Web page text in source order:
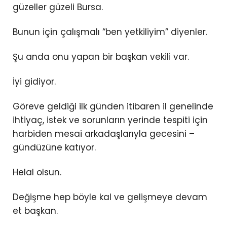
güzeller güzeli Bursa.
Bunun için çalışmalı “ben yetkiliyim” diyenler.
Şu anda onu yapan bir başkan vekili var.
İyi gidiyor.
Göreve geldiği ilk günden itibaren il genelinde
ihtiyaç, istek ve sorunların yerinde tespiti için
harbiden mesai arkadaşlarıyla gecesini –
gündüzüne katıyor.
Helal olsun.
Değişme hep böyle kal ve gelişmeye devam
et başkan.